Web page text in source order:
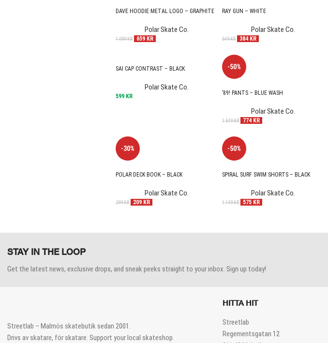
DAVE HOODIE METAL LOGO – GRAPHITE
Polar Skate Co.
1 099KR 659 KR
RAY GUN – WHITE
Polar Skate Co.
549KR 384 KR
SAI CAP CONTRAST – BLACK
Polar Skate Co.
599 KR
-50%
’89! PANTS – BLUE WASH
Polar Skate Co.
1 549KR 774 KR
-30%
POLAR DECK BOOK – BLACK
Polar Skate Co.
299KR 209 KR
-50%
SPIRAL SURF SWIM SHORTS – BLACK
Polar Skate Co.
1 149KR 575 KR
STAY IN THE LOOP
Get the latest news, exclusive drops, and sneak peeks straight to your inbox. Sign up today!
Streetlab – Malmös skatebutik sedan 2001.
Drivs av skatare, för skatare. Support your local skateshop.
HITTA HIT
Streetlab
Regementsgatan 12